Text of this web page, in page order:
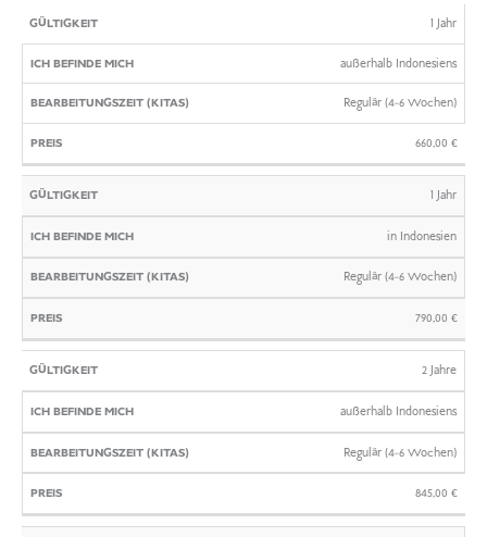
GÜLTIGKEIT
BEFINDE
MICH
(KITAS)
1 Jahr
außerhalb Indonesiens
Regulär (4-6 Wochen)
660,00€
1 Jahr
in Indonesien
Regulär (4-6 Wochen)
790,00€
2 Jahre
außerhalb Indonesiens
Regulär (4-6 Wochen)
845,00€